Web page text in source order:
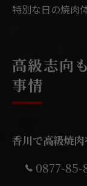
特別な日の焼肉
高級志向
事情
香川で高級焼
香川県で高級焼
0877-85-